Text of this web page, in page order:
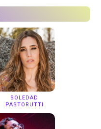
SOLEDAD
PASTORUTTI